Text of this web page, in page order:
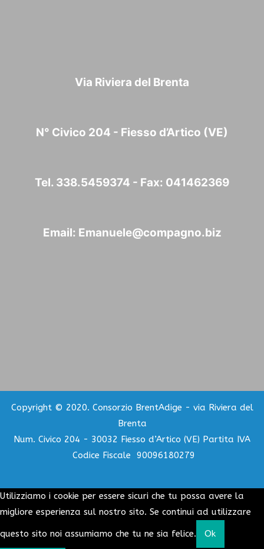
Via Riviera del Brenta
N° Civico 204 - Fiesso d’Artico (VE)
Tel. 338.5459374 - Fax: 041462369
Email: Emanuele@compagno.biz
Copyright © 2020. Consorzio BrentAdige - via Riviera del
Brenta
Num. Civico 204 - 30032 Fiesso d’Artico (VE) Partita IVA
Codice Fiscale 90096180279
Utilizziamo i cookie per essere sicuri che tu possa avere la
migliore esperienza sul nostro sito. Se continui ad utilizzare
questo sito noi assumiamo che tu ne sia felice. Ok